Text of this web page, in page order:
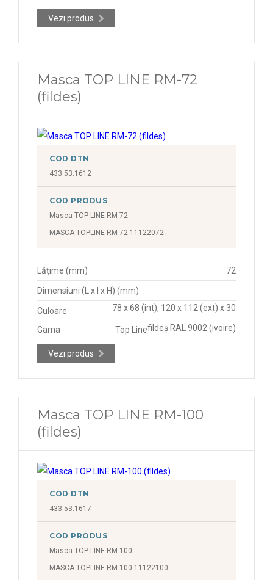
Vezi produs
Masca TOP LINE RM-72
(fildes)
COD DTN
433.53.1612
COD PRODUS
Masca TOP LINE RM-72
MASCA TOPLINE RM-72 11122072
Lățime (mm) 72
Dimensiuni (L x l x H) (mm)
78 x 68 (int), 120 x 112 (ext) x 30
Culoare
fildeș RAL 9002 (ivoire)
Gama Top Line
Vezi produs
Masca TOP LINE RM-100
(fildes)
COD DTN
433.53.1617
COD PRODUS
Masca TOP LINE RM-100
MASCA TOPLINE RM-100 11122100